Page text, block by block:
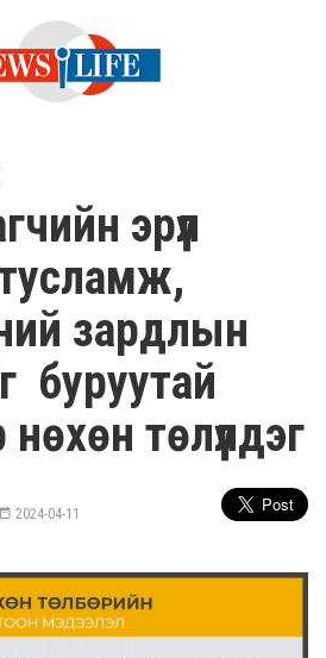
эрүүл
зардлын
буруутай
төлүүлдэг
2024-04-11